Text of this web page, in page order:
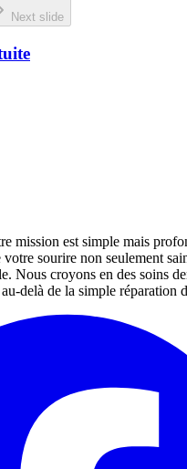
Next slide
mission est simple mais
sourire non seulement
Nous croyons en des soins
delà de la simple réparation